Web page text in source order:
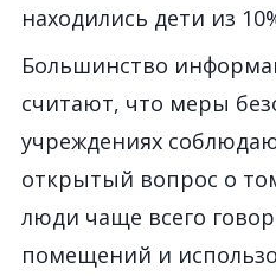
находились дети из
Большинство
считают, что меры
учреждениях
открытый вопрос о
люди чаще всего
помещений и